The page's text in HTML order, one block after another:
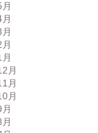
追いかけっ子(ド
クラス編⑬
月
月
月